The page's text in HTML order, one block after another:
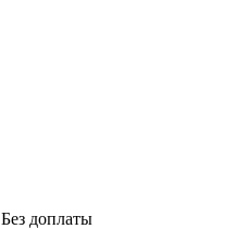
Без доплаты